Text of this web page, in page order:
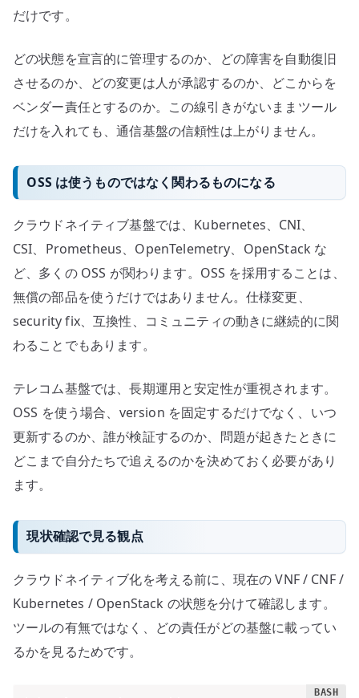
だけです。
どの状態を宣言的に管理するのか、どの障害を自動復旧
させるのか、どの変更は人が承認するのか、どこからを
ベンダー責任とするのか。この線引きがないままツール
だけを入れても、通信基盤の信頼性は上がりません。
OSS は使うものではなく関わるものになる
クラウドネイティブ基盤では、Kubernetes、CNI、
CSI、Prometheus、OpenTelemetry、OpenStack な
ど、多くの OSS が関わります。OSS を採用することは、
無償の部品を使うだけではありません。仕様変更、
security fix、互換性、コミュニティの動きに継続的に関
わることでもあります。
テレコム基盤では、長期運用と安定性が重視されます。
OSS を使う場合、version を固定するだけでなく、いつ
更新するのか、誰が検証するのか、問題が起きたときに
どこまで自分たちで追えるのかを決めておく必要があり
ます。
現状確認で見る観点
クラウドネイティブ化を考える前に、現在の VNF / CNF /
Kubernetes / OpenStack の状態を分けて確認します。
ツールの有無ではなく、どの責任がどの基盤に載ってい
るかを見るためです。